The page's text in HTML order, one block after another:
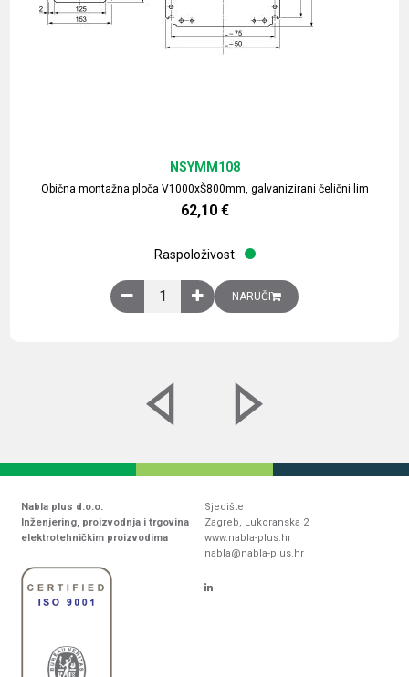
Obična montažna ploča V1000xŠ800mm, galvanizirani čelični lim
NSYMM108
62,10 €
Raspoloživost:
Obična montažna ploča V1000xŠ800mm,
NARUČI
Nabla plus d.o.o.
Inženjering, proizvodnja i trgovina
elektrotehničkim proizvodima
Sjedište
Zagreb, Lukoranska 2
www.nabla-plus.hr
nabla@nabla-plus.hr